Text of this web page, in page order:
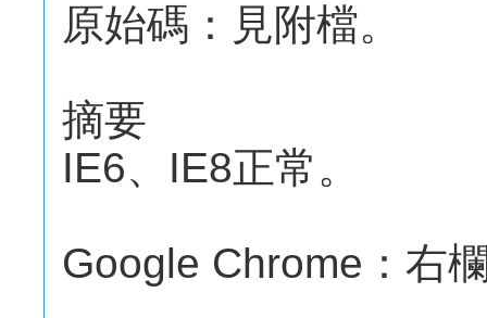
原始碼：見附檔。
摘要
IE6、IE8正常。
Google Chrome：右